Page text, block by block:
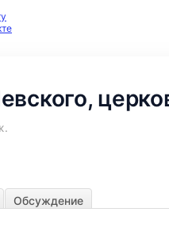
Обсуждение